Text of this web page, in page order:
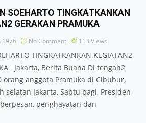
SOEHARTO TINGKATKANKAN
GERAKAN PRAMUKA
1976 No Comment 113 Views
TINGKATKANKAN KEGIATAN2
Jakarta, Berita Buana Di tengah2
orang anggota Pramuka di Cibubur,
selatan Jakarta, Sabtu pagi, Presiden
penghayatan dan